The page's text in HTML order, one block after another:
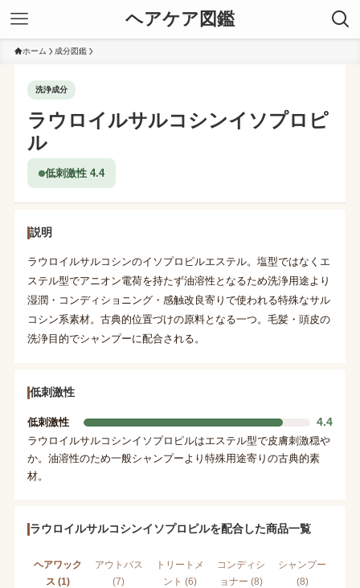
ヘアケア図鑑
ホーム 成分図鑑
洗浄成分
ラウロイルサルコシンイソプロピ
ル
低刺激性 4.4
説明
ラウロイルサルコシンのイソプロピルエステル。塩型ではなくエ
ステル型でアニオン電荷を持たず油溶性となるため洗浄用途より
湿潤・コンディショニング・感触改良寄りで使われる特殊なサル
コシン系素材。古典的位置づけの原料となる一つ。毛髪・頭皮の
洗浄目的でシャンプーに配合される。
低刺激性
低刺激性 4.4
ラウロイルサルコシンイソプロピルはエステル型で皮膚刺激穏や
か。油溶性のため一般シャンプーより特殊用途寄りの古典的素
材。
ラウロイルサルコシンイソプロピルを配合した商品一覧
ヘアワック
ス (1)
アウトバス
(7)
トリートメ
ント (6)
コンディシ
ョナー (8)
シャンプー
(8)